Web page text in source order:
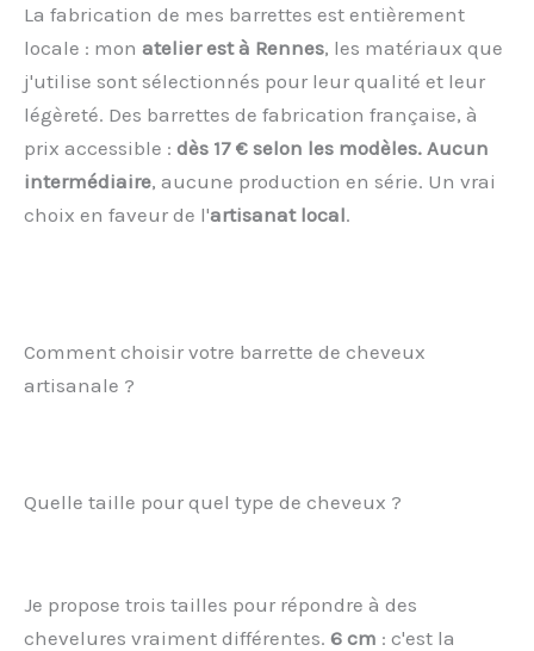
La fabrication de mes barrettes est entièrement
locale : mon atelier est à Rennes, les matériaux que
j'utilise sont sélectionnés pour leur qualité et leur
légèreté. Des barrettes de fabrication française, à
prix accessible : dès 17 € selon les modèles. Aucun
intermédiaire, aucune production en série. Un vrai
choix en faveur de l'artisanat local.
Comment choisir votre barrette de cheveux
artisanale ?
Quelle taille pour quel type de cheveux ?
Je propose trois tailles pour répondre à des
chevelures vraiment différentes. 6 cm : c'est la